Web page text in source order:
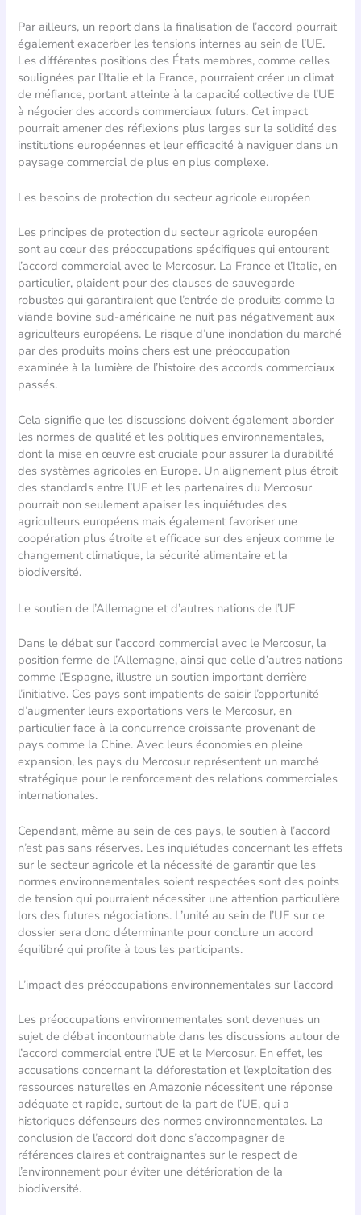
Par ailleurs, un report dans la finalisation de l’accord pourrait
également exacerber les tensions internes au sein de l’UE.
Les différentes positions des États membres, comme celles
soulignées par l’Italie et la France, pourraient créer un climat
de méfiance, portant atteinte à la capacité collective de l’UE
à négocier des accords commerciaux futurs. Cet impact
pourrait amener des réflexions plus larges sur la solidité des
institutions européennes et leur efficacité à naviguer dans un
paysage commercial de plus en plus complexe.
Les besoins de protection du secteur agricole européen
Les principes de protection du secteur agricole européen
sont au cœur des préoccupations spécifiques qui entourent
l’accord commercial avec le Mercosur. La France et l’Italie, en
particulier, plaident pour des clauses de sauvegarde
robustes qui garantiraient que l’entrée de produits comme la
viande bovine sud-américaine ne nuit pas négativement aux
agriculteurs européens. Le risque d’une inondation du marché
par des produits moins chers est une préoccupation
examinée à la lumière de l’histoire des accords commerciaux
passés.
Cela signifie que les discussions doivent également aborder
les normes de qualité et les politiques environnementales,
dont la mise en œuvre est cruciale pour assurer la durabilité
des systèmes agricoles en Europe. Un alignement plus étroit
des standards entre l’UE et les partenaires du Mercosur
pourrait non seulement apaiser les inquiétudes des
agriculteurs européens mais également favoriser une
coopération plus étroite et efficace sur des enjeux comme le
changement climatique, la sécurité alimentaire et la
biodiversité.
Le soutien de l’Allemagne et d’autres nations de l’UE
Dans le débat sur l’accord commercial avec le Mercosur, la
position ferme de l’Allemagne, ainsi que celle d’autres nations
comme l’Espagne, illustre un soutien important derrière
l’initiative. Ces pays sont impatients de saisir l’opportunité
d’augmenter leurs exportations vers le Mercosur, en
particulier face à la concurrence croissante provenant de
pays comme la Chine. Avec leurs économies en pleine
expansion, les pays du Mercosur représentent un marché
stratégique pour le renforcement des relations commerciales
internationales.
Cependant, même au sein de ces pays, le soutien à l’accord
n’est pas sans réserves. Les inquiétudes concernant les effets
sur le secteur agricole et la nécessité de garantir que les
normes environnementales soient respectées sont des points
de tension qui pourraient nécessiter une attention particulière
lors des futures négociations. L’unité au sein de l’UE sur ce
dossier sera donc déterminante pour conclure un accord
équilibré qui profite à tous les participants.
L’impact des préoccupations environnementales sur l’accord
Les préoccupations environnementales sont devenues un
sujet de débat incontournable dans les discussions autour de
l’accord commercial entre l’UE et le Mercosur. En effet, les
accusations concernant la déforestation et l’exploitation des
ressources naturelles en Amazonie nécessitent une réponse
adéquate et rapide, surtout de la part de l’UE, qui a
historiques défenseurs des normes environnementales. La
conclusion de l’accord doit donc s’accompagner de
références claires et contraignantes sur le respect de
l’environnement pour éviter une détérioration de la
biodiversité.